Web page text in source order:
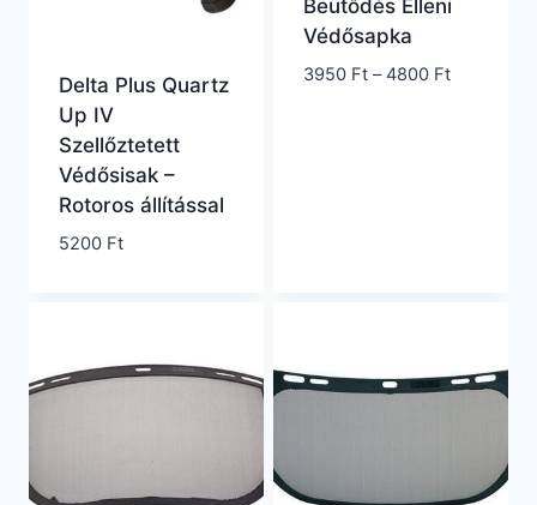
Delta Plus Quartz
Up IV
Szellőztetett
Védősisak –
Rotoros állítással
5200 Ft
Beütődés Elleni
Védősapka
3950 Ft – 4800 Ft